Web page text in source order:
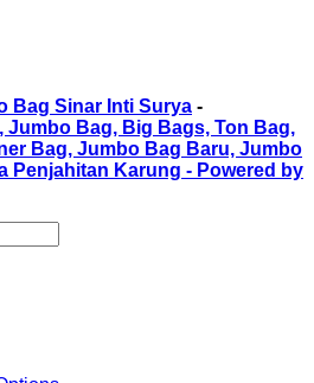
Bag Sinar Inti Surya -
Jumbo Bag, Big Bags, Ton Bag,
Bag, Jumbo Bag Baru, Jumbo
Penjahitan Karung - Powered by